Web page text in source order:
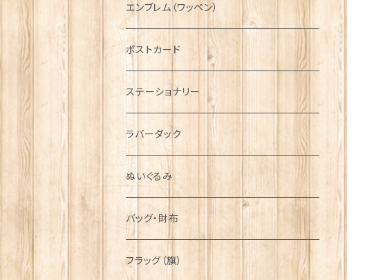
音楽＆楽器
ARMY
エンブレム（ワッペン）
ポストカード
ステーショナリー
ラバーダック
ぬいぐるみ
バッグ・財布
フラッグ（旗）